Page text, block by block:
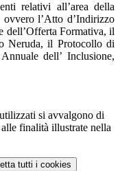
relativi all’area della
l’Atto d’Indirizzo
dell’Offerta Formativa, il
Neruda, il Protocollo di
dell’ Inclusione,
si avvalgono di
finalità illustrate nella
tutti i cookies